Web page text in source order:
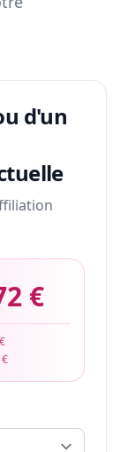
d'un
€